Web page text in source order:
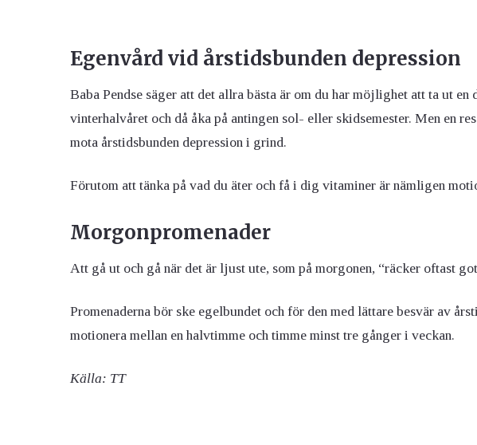
Egenvård vid årstidsbunden depression
Baba Pendse säger att det allra bästa är om du har möjlighet att ta ut en
vinterhalvåret och då åka på antingen sol- eller skidsemester. Men en
mota årstidsbunden depression i grind.
Förutom att tänka på vad du äter och få i dig vitaminer är nämligen
Morgonpromenader
Att gå ut och gå när det är ljust ute, som på morgonen, “räcker oftast
Promenaderna bör ske egelbundet och för den med lättare besvär av
motionera mellan en halvtimme och timme minst tre gånger i veckan.
Källa: TT